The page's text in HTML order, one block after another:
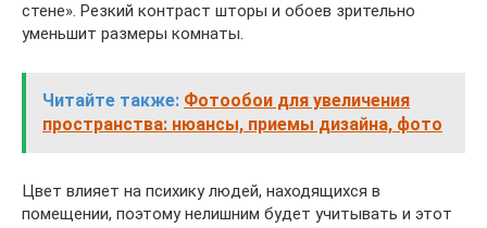
стене». Резкий контраст шторы и обоев зрительно
уменьшит размеры комнаты.
Читайте также: Фотообои для увеличения
пространства: нюансы, приемы дизайна, фото
Цвет влияет на психику людей, находящихся в
помещении, поэтому нелишним будет учитывать и этот